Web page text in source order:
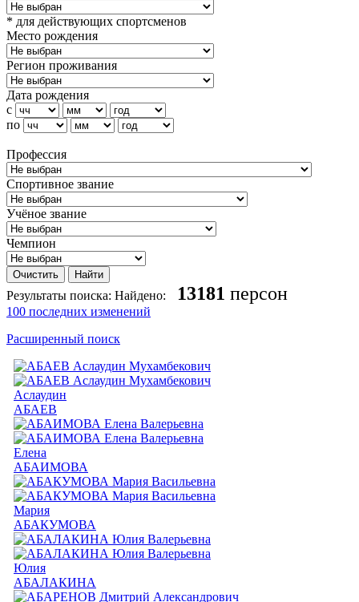
* для действующих спортсменов
Место рождения
Регион проживания
Дата рождения
с
по
Профессия
Спортивное звание
Учёное звание
Чемпион
Результаты поиска: Найдено: 13181 персон
100 последних изменений
Расширенный поиск
Аслаудин
АБАЕВ
Елена
АБАИМОВА
Мария
АБАКУМОВА
Юлия
АБАЛАКИНА